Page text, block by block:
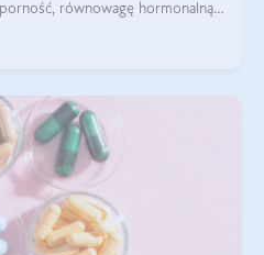
równowagę hormonalną i
do zmęczenia, bólów i zawrotów